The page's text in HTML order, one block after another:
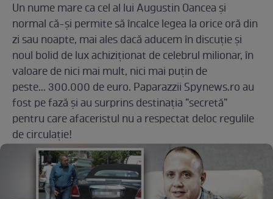
Un nume mare ca cel al lui Augustin Oancea și
normal că-și permite să încalce legea la orice oră din
zi sau noapte, mai ales dacă aducem în discuție și
noul bolid de lux achiziționat de celebrul milionar, în
valoare de nici mai mult, nici mai puțin de
peste... 300.000 de euro. Paparazzii Spynews.ro au
fost pe fază și au surprins destinația ”secretă”
pentru care afaceristul nu a respectat deloc regulile
de circulație!